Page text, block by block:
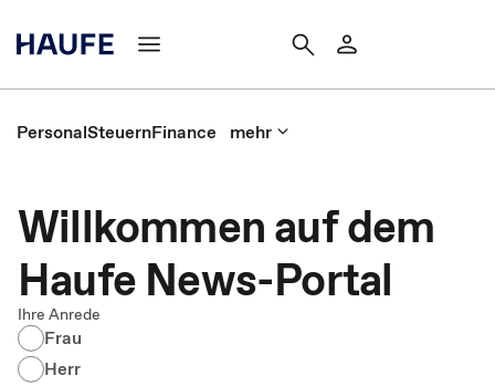
PersonalSteuernFinance mehr
Willkommen auf dem
Haufe News-Portal
Ihre Anrede
Frau
Herr